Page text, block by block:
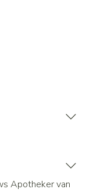
Apotheker van